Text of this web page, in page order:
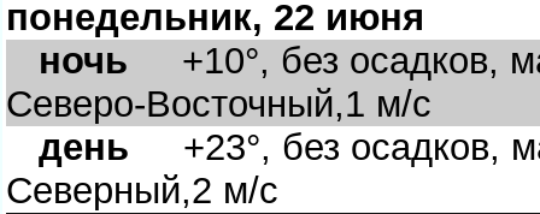
понедельник, 22 июня
ночь +10°, без осадков,
Северо-Восточный,1 м/с
день +23°, без осадков,
Северный,2 м/с